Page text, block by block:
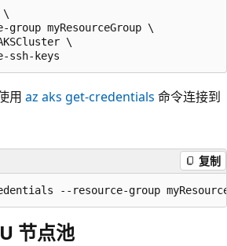
\
group myResourceGroup \
\
用az aks get-credentials 命令连接到
复制
节点池